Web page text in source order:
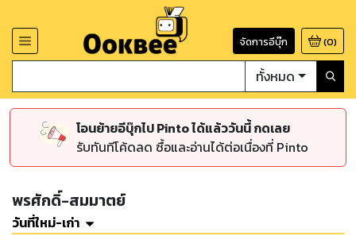
จัดการอีบุ๊ก (0)
ทั้งหมด
โอนย้ายอีบุ๊กไป Pinto ได้แล้ววันนี้ กดเลย
รับทันทีโค้ดลด ซื้อและอ่านได้ต่อเนื่องที่ Pinto
พรศักดิ์-สมมาตย์
วันที่ใหม่-เก่า